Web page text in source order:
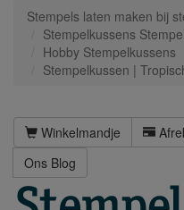
Stempels laten maken bij
Stempelkussens
Hobby Stempelkussens
Stempelkussen |
Winkelmandje
Ons Blog